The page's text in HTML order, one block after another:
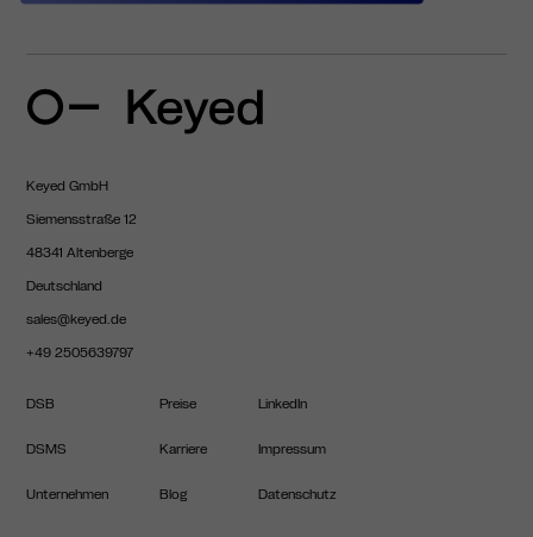
Keyed GmbH
Siemensstraße 12
48341 Altenberge
Deutschland
sales@keyed.de
+49 2505639797
DSB
DSMS
Unternehmen
Preise
Karriere
Blog
LinkedIn
Impressum
Datenschutz